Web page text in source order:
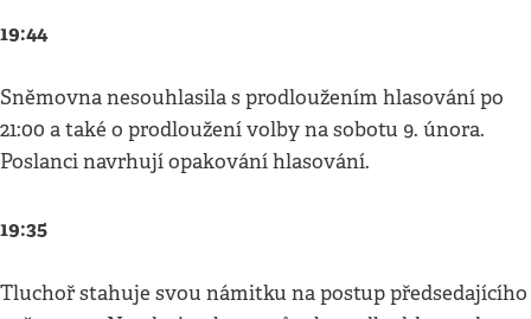
19:44
Sněmovna nesouhlasila s prodloužením hlasování po
21:00 a také o prodloužení volby na sobotu 9. února.
Poslanci navrhují opakování hlasování.
19:35
Tluchoř stahuje svou námitku na postup předsedajícího